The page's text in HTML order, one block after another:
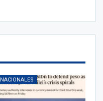
NACIONALES